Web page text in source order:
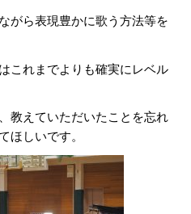
がら表現豊かに歌う方法等を
これまでよりも確実にレベル
教えていただいたことを忘れ
ほしいです。